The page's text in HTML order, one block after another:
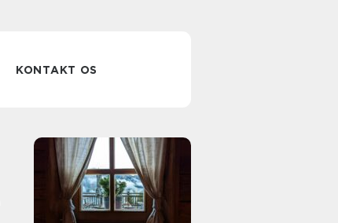
KONTAKT OS